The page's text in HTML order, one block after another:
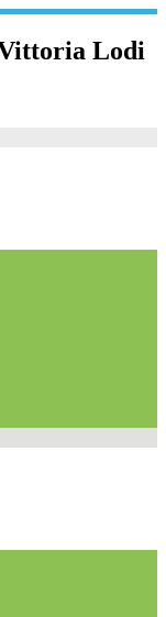
Lodi